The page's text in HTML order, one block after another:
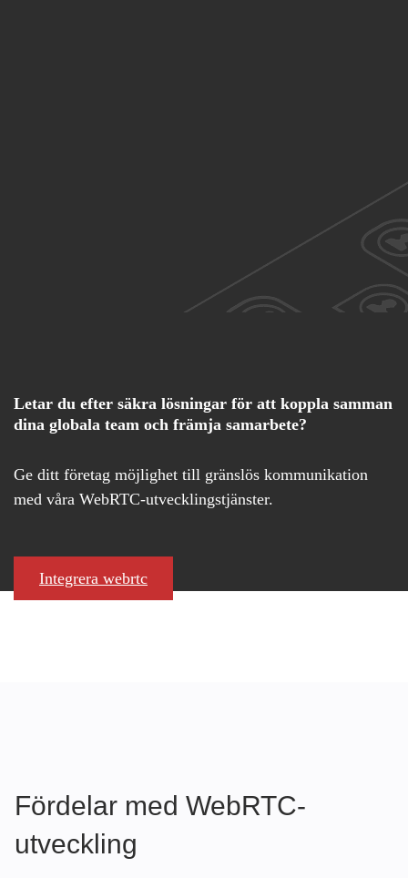
Letar du efter säkra lösningar för att koppla samman
dina globala team och främja samarbete?
Ge ditt företag möjlighet till gränslös kommunikation
med våra WebRTC-utvecklingstjänster.
Integrera webrtc
Fördelar med WebRTC-
utveckling